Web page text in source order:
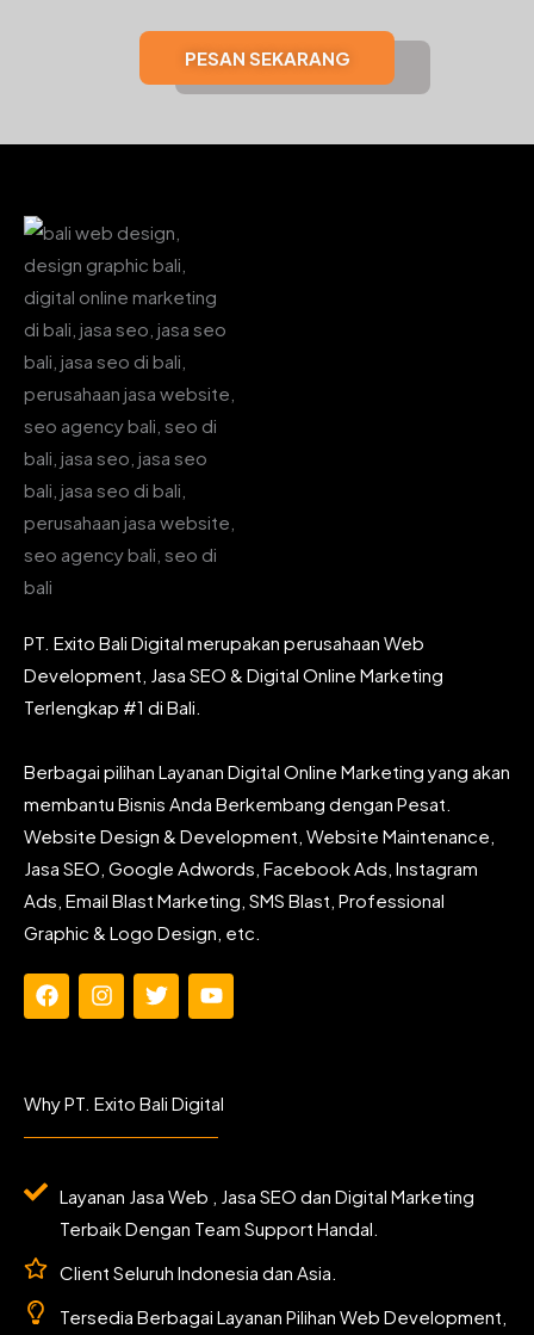
PESAN SEKARANG
PT. Exito Bali Digital merupakan perusahaan Web
Development, Jasa SEO & Digital Online Marketing
Terlengkap #1 di Bali.
Berbagai pilihan Layanan Digital Online Marketing yang akan
membantu Bisnis Anda Berkembang dengan Pesat.
Website Design & Development, Website Maintenance,
Jasa SEO, Google Adwords, Facebook Ads, Instagram
Ads, Email Blast Marketing, SMS Blast, Professional
Graphic & Logo Design, etc.
F
b
I
a
m
T
t
Y
u
Why PT. Exito Bali Digital
Layanan Jasa Web , Jasa SEO dan Digital Marketing
Terbaik Dengan Team Support Handal.
Client Seluruh Indonesia dan Asia.
Tersedia Berbagai Layanan Pilihan Web Development,